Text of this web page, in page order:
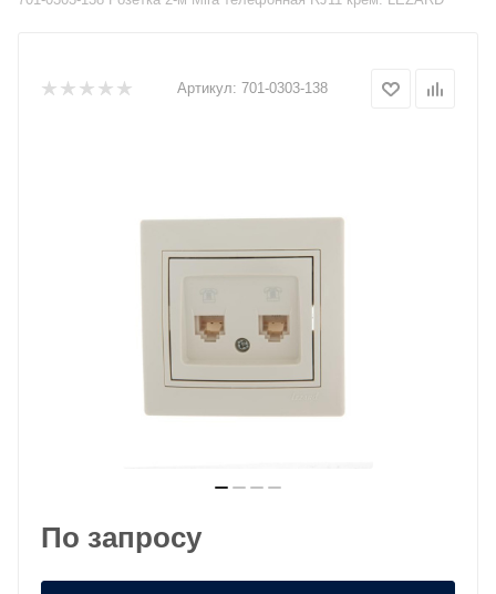
Артикул: 701-0303-138
По запросу